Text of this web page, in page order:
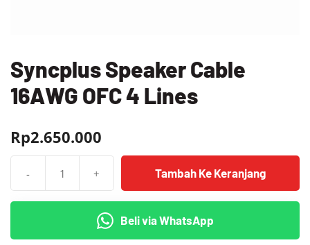
Syncplus Speaker Cable
16AWG OFC 4 Lines
Rp2.650.000
-
Syncplus
Cable
16AWG
+ Tambah Ke Keranjang
Beli via WhatsApp